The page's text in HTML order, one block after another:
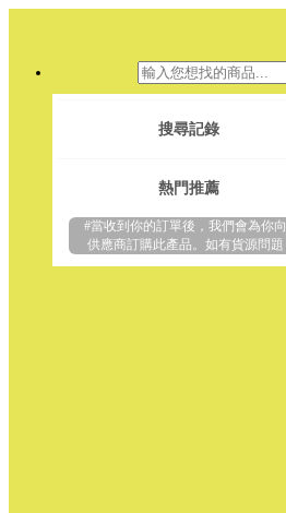
搜尋記錄
熱門推薦
#當收到你的訂單後，我們會為你向
供應商訂購此產品。如有貨源問題